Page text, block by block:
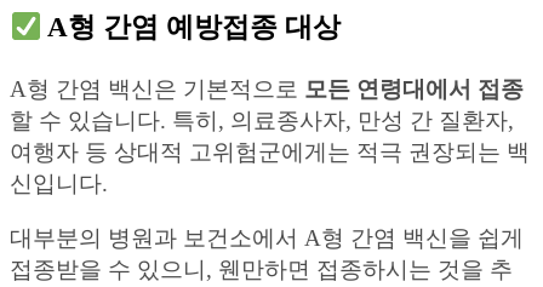
A형 간염 예방접종 대상
A형 간염 백신은 기본적으로 모든 연령대에서 접종
할 수 있습니다. 특히, 의료종사자, 만성 간 질환자,
여행자 등 상대적 고위험군에게는 적극 권장되는 백
신입니다.
대부분의 병원과 보건소에서 A형 간염 백신을 쉽게
접종받을 수 있으니, 웬만하면 접종하시는 것을 추